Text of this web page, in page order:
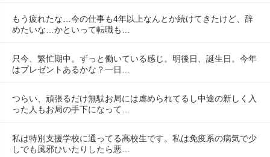
もう疲れたな…今の仕事も4年以上なんとか続けてきたけど、辞
めたいな…かといって転職も…
只今、繁忙期中。ずっと働いている感じ。明後日、誕生日。今年
はプレゼントあるかな？一日…
つらい、頑張るだけ無駄お局には虐められてるし中途の新しく入
った人もお局の手下になって…
私は特別支援学校に通ってる高校生です。私は免疫系の病気で少
しでも風邪ひいたりしたら悪…